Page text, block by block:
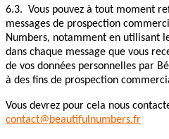
6.3. Vous pouvez à tout moment
messages de prospection
Numbers, notamment en utilisant
dans chaque message que vous
de vos données personnelles par
à des fins de prospection
Vous devrez pour cela nous
contact@beautifulnumbers.fr